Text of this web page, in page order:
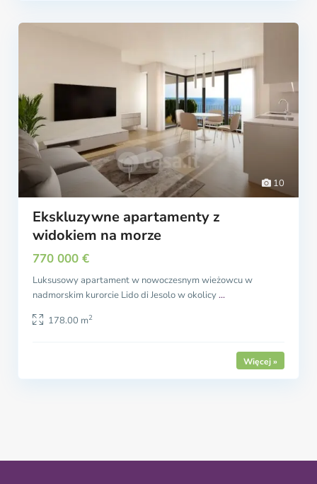
10
Ekskluzywne apartamenty z
widokiem na morze
770 000 €
Luksusowy apartament w nowoczesnym wieżowcu w
nadmorskim kurorcie Lido di Jesolo w okolicy...
178.00 m2